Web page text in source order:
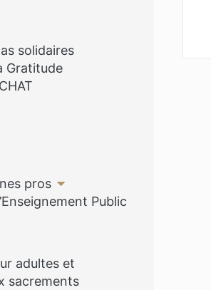
solidaires
Gratitude
pros
Public
adultes et
sacrements